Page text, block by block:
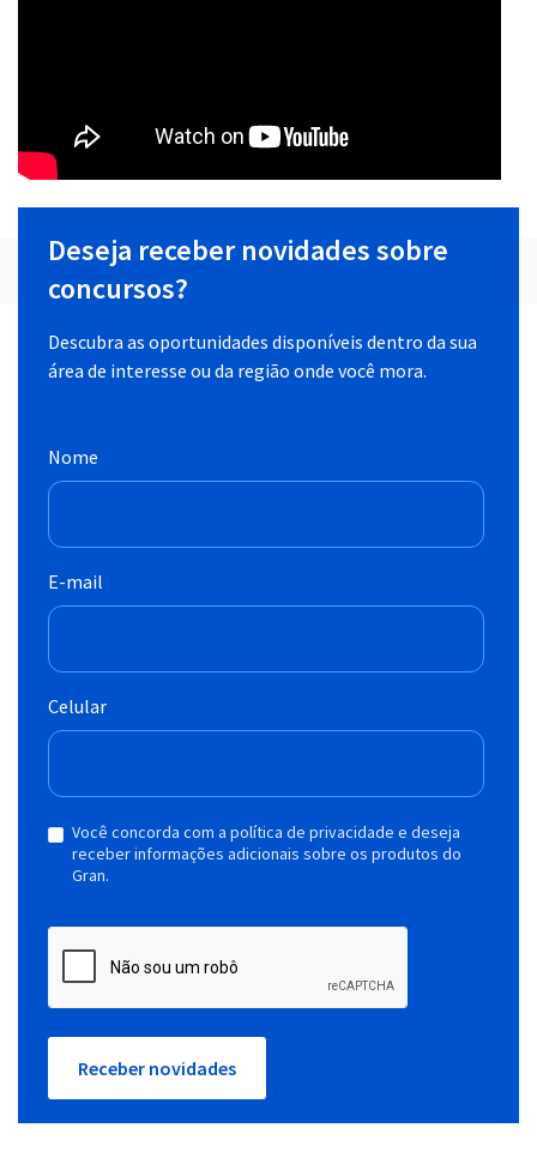
Deseja receber novidades sobre
concursos?
Descubra as oportunidades disponíveis dentro da sua
área de interesse ou da região onde você mora.
Nome
E-mail
Celular
Você concorda com a política de privacidade e deseja
receber informações adicionais sobre os produtos do
Gran.
Receber novidades